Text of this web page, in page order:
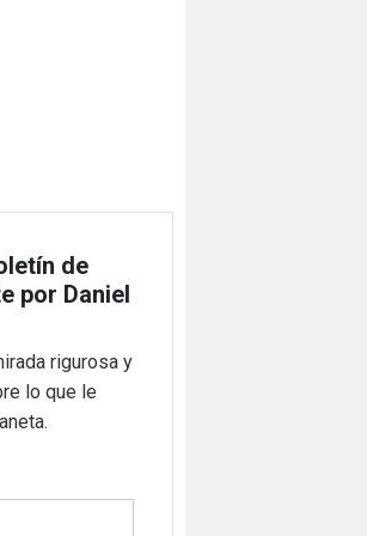
de
por Daniel
rigurosa y
lo que le